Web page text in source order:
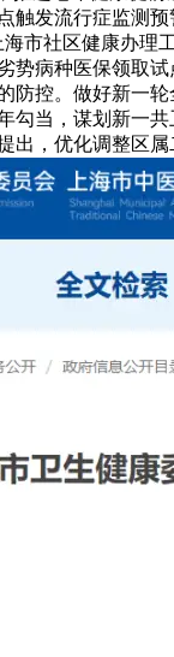
触发流行症监测
市社区健康办
势病种医保领取
防控。做好新一
勾当，谋划新一
出，优化调整区